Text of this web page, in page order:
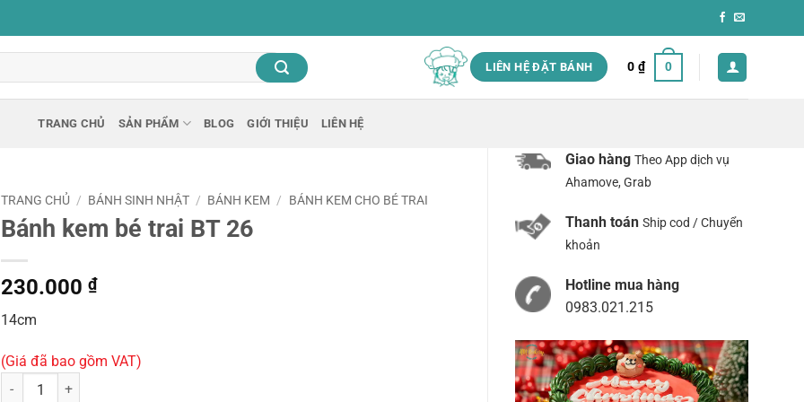
LIÊN HỆ ĐẶT BÁNH 0 ₫ 0
TRANG CHỦ SẢN PHẨM BLOG GIỚI THIỆU LIÊN HỆ
Giao hàng Theo App dịch vụ
Ahamove, Grab
Thanh toán Ship cod / Chuyển
khoản
Hotline mua hàng
0983.021.215
TRANG CHỦ / BÁNH SINH NHẬT / BÁNH KEM / BÁNH KEM CHO BÉ TRAI
Bánh kem bé trai BT 26
230.000₫
14cm
(Giá đã bao gồm VAT)
Bánh kem bé trai BT 26 số lượng